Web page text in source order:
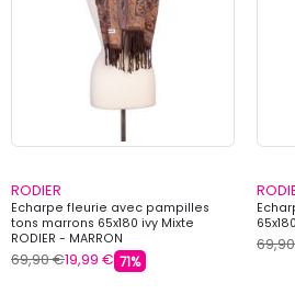
RODIER
Echarpe fleurie avec pampilles
tons marrons 65x180 ivy Mixte
RODIER - MARRON
69,90 €19,99 € 71%